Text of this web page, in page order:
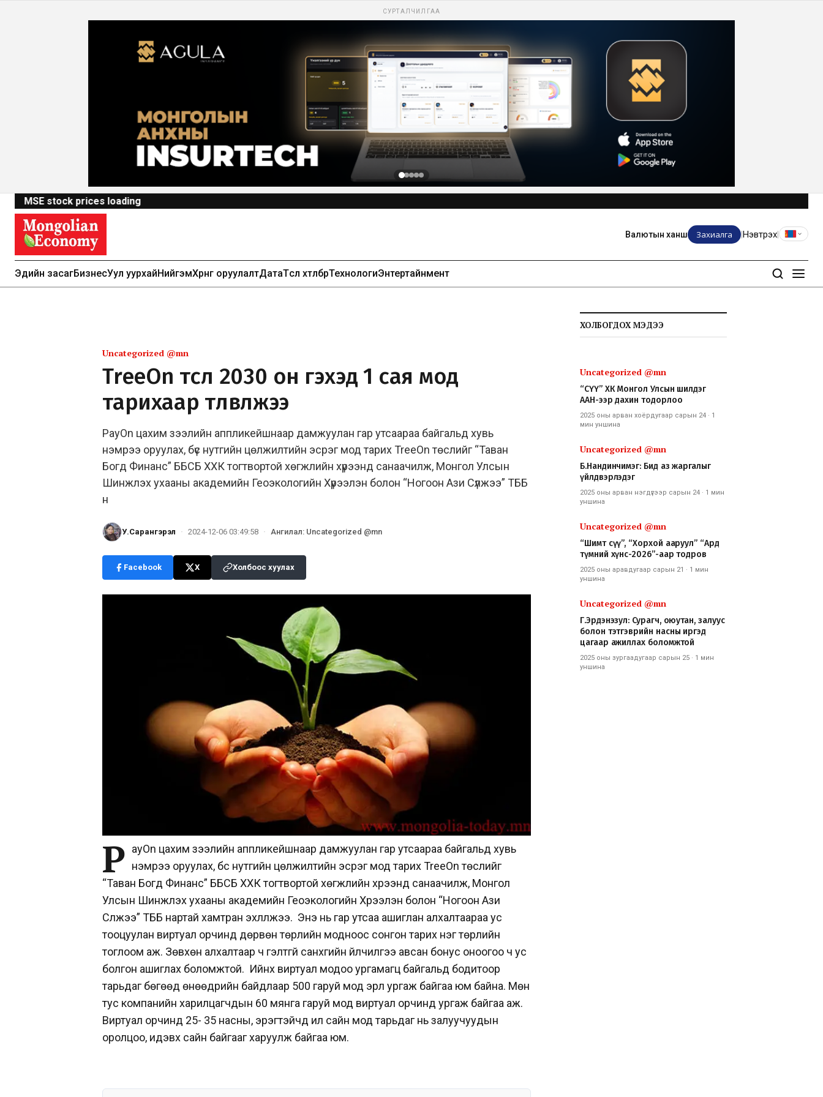
СУРТАЛЧИЛГАА
MSE stock prices loading
Валютын ханш Захиалга Нэвтрэх
Эдийн засагБизнесУул уурхайНийгэмХөрөнгө оруулалтДатаТөсөл хөтөлбөрТехнологиЭнтертайнмент
Uncategorized @mn
TreeOn төсөл 2030 он гэхэд 1 сая мод
тарихаар төлөвлөжээ
PayOn цахим зээлийн аппликейшнаар дамжуулан гар утсаараа байгальд хувь
нэмрээ оруулах, бүс нутгийн цөлжилтийн эсрэг мод тарих TreeOn төслийг “Таван
Богд Финанс” ББСБ ХХК тогтвортой хөгжлийн хүрээнд санаачилж, Монгол Улсын
Шинжлэх ухааны академийн Геоэкологийн Хүрээлэн болон “Ногоон Ази Сүлжээ” ТББ
н
У.Сарангэрэл · 2024-12-06 03:49:58 · Ангилал: Uncategorized @mn
Facebook X Холбоос хуулах
P ayOn цахим зээлийн аппликейшнаар дамжуулан гар утсаараа байгальд хувь
нэмрээ оруулах, бүс нутгийн цөлжилтийн эсрэг мод тарих TreeOn төслийг
“Таван Богд Финанс” ББСБ ХХК тогтвортой хөгжлийн хүрээнд санаачилж, Монгол
Улсын Шинжлэх ухааны академийн Геоэкологийн Хүрээлэн болон “Ногоон Ази
Сүлжээ” ТББ нартай хамтран эхлүүлжээ. Энэ нь гар утсаа ашиглан алхалтаараа ус
тооцуулан виртуал орчинд дөрвөн төрлийн модноос сонгон тарих нэг төрлийн
тоглоом аж. Зөвхөн алхалтаар ч гэлтгүй санхүүгийн үйлчилгээ авсан бонус оноогоо ч ус
болгон ашиглах боломжтой. Ийнхүү виртуал модоо ургамагц байгальд бодитоор
тарьдаг бөгөөд өнөөдрийн байдлаар 500 гаруй мод эрүүл ургаж байгаа юм байна. Мөн
тус компанийн харилцагчдын 60 мянга гаруй мод виртуал орчинд ургаж байгаа аж.
Виртуал орчинд 25- 35 насны, эрэгтэйчүүд илүү сайн мод тарьдаг нь залуучуудын
оролцоо, идэвх сайн байгааг харуулж байгаа юм.
ХОЛБОГДОХ МЭДЭЭ
Uncategorized @mn
“СҮҮ” ХК Монгол Улсын шилдэг
ААН-ээр дахин тодорлоо
2025 оны арван хоёрдугаар сарын 24 · 1
мин уншина
Uncategorized @mn
Б.Нандинчимэг: Бид аз жаргалыг
үйлдвэрлэдэг
2025 оны арван нэгдүгээр сарын 24 · 1 мин
уншина
Uncategorized @mn
“Шимт сүү”, “Хорхой ааруул” “Ард
түмний хүнс-2026”-аар тодров
2025 оны аравдугаар сарын 21 · 1 мин
уншина
Uncategorized @mn
Г.Эрдэнэзул: Сурагч, оюутан, залуус
болон тэтгэврийн насны иргэд
цагаар ажиллах боломжтой
2025 оны зургаадугаар сарын 25 · 1 мин
уншина